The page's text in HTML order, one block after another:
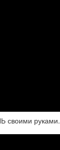
своими руками.